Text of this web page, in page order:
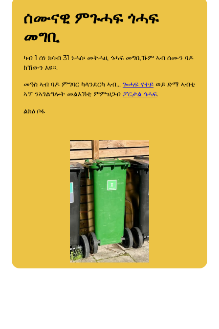
ሰሙናዊ ምጉሓፍ ጎሓፍ
መግቢ
ካብ 1 ሰነ ክሳብ 31 ነሓሰ፡ መትሓዚ ጎሓፍ መግቢኹም ኣብ ሰሙን ባዶ
ክኸውን እዩ።.
መዓስ ኣብ ባዶ ምግባር ካላንደርካ ኣብ... ጐሓፍ ናተይ ወይ ድማ ኣብቲ
ኣፕ ንኣገልግሎት መልእኽቲ ምምዝጋብ ፖርታል ጎሓፍ.
ልክዕ ቦፋ